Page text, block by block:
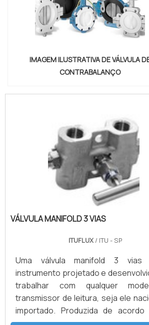
IMAGEM ILUSTRATIVA DE VÁLVULA
CONTRABALANÇO
VÁLVULA MANIFOLD 3 VIAS
ITUFLUX / ITU - SP
Uma válvula manifold 3
instrumento projetado e
trabalhar com qualquer
transmissor de leitura, seja ele
importado. Produzida de acordo